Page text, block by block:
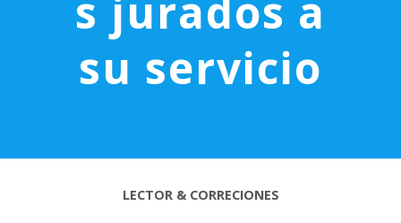
s jurados a
su servicio
LECTOR & CORRECIONES